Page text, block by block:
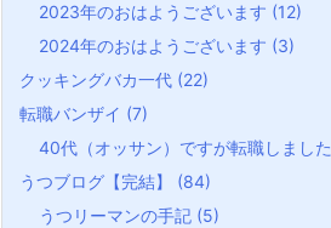
2023年のおはようございます (12)
2024年のおはようございます (3)
クッキングバカ一代 (22)
転職バンザイ (7)
40代（オッサン）ですが転職しました
うつブログ【完結】 (84)
うつリーマンの手記 (5)